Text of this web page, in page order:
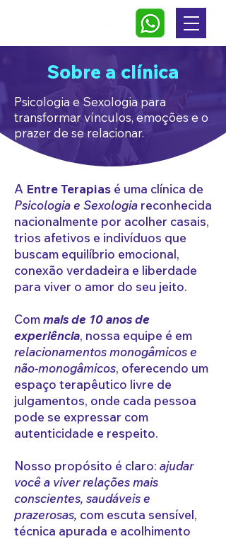
Sobre a clínica
Psicologia e Sexologia para
transformar vínculos, emoções e o
prazer de se relacionar.
A Entre Terapias é uma clínica de
Psicologia e Sexologia reconhecida
nacionalmente por acolher casais,
trios afetivos e indivíduos que
buscam equilíbrio emocional,
conexão verdadeira e liberdade
para viver o amor do seu jeito.
Commais de 10 anos de
experiência, nossa equipe é em
relacionamentos monogâmicos e
não-monogâmicos, oferecendo um
espaço terapêutico livre de
julgamentos, onde cada pessoa
pode se expressar com
autenticidade e respeito.
Nosso propósito é claro: ajudar
você a viver relações mais
conscientes, saudáveis e
prazerosas, com escuta sensível,
técnica apurada e acolhimento